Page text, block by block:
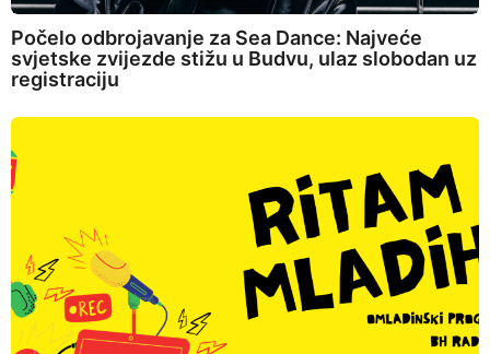
Počelo odbrojavanje za Sea Dance: Najveće
svjetske zvijezde stižu u Budvu, ulaz slobodan uz
registraciju